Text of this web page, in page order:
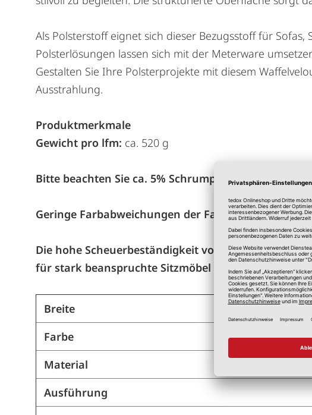
Als Polsterstoff eignet sich dieser Bezugsstoff für
Polsterlösungen lassen sich mit der Meterware
Gestalten Sie Ihre Polsterprojekte mit diesem
Ausstrahlung.
Produktmerkmale
Gewicht pro lfm: ca. 520 g
Bitte beachten Sie ca. 5% Schrumpfverlust bei der
Geringe Farbabweichungen der Farbmuster sind
Die hohe Scheuerbeständigkeit von über 100.000
für stark beanspruchte Sitzmöbel im Wohnbereich.
Breite
Farbe
Material
Ausführung